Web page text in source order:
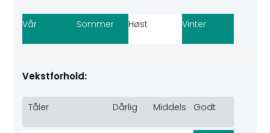
Vår Sommer Høst Vinter
Vekstforhold:
Tåler Dårlig Middels Godt